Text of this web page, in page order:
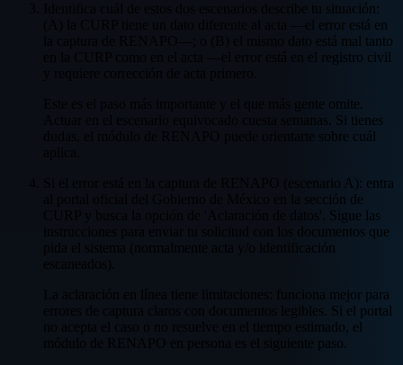
Identifica cuál de estos dos escenarios describe tu situación:
(A) la CURP tiene un dato diferente al acta —el error está en
la captura de RENAPO—; o (B) el mismo dato está mal tanto
en la CURP como en el acta —el error está en el registro civil
Este es el paso más importante y el que más gente omite.
Actuar en el escenario equivocado cuesta semanas. Si tienes
dudas, el módulo de RENAPO puede orientarte sobre cuál
Si el error está en la captura de RENAPO (escenario A): entra
al portal oficial del Gobierno de México en la sección de
CURP y busca la opción de 'Aclaración de datos'. Sigue las
instrucciones para enviar tu solicitud con los documentos que
pida el sistema (normalmente acta y/o identificación
La aclaración en línea tiene limitaciones: funciona mejor para
errores de captura claros con documentos legibles. Si el portal
no acepta el caso o no resuelve en el tiempo estimado, el
módulo de RENAPO en persona es el siguiente paso.